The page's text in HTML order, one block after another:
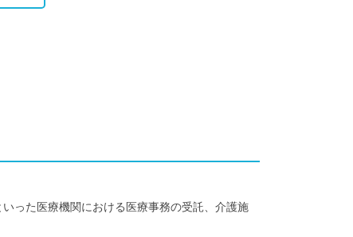
った医療機関における医療事務の受託、介護施